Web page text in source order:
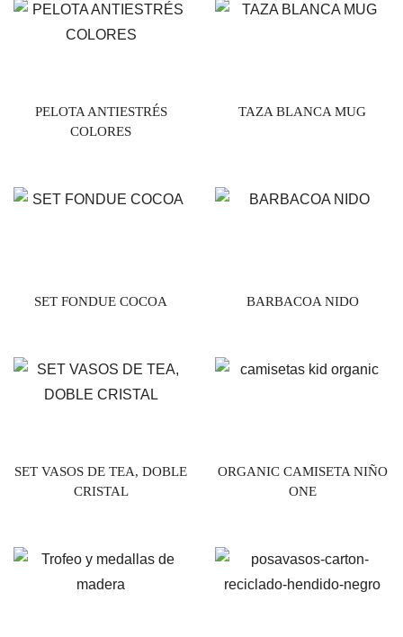
PELOTA ANTIESTRÉS
COLORES
TAZA BLANCA MUG
SET FONDUE COCOA BARBACOA NIDO
SET VASOS DE TEA, DOBLE
CRISTAL
ORGANIC CAMISETA NIÑO
ONE